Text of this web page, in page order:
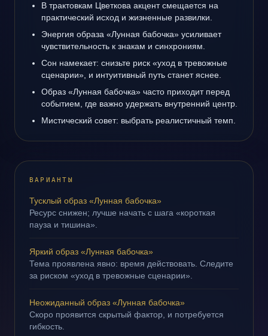
В трактовкам Цветкова акцент смещается на
практический исход и жизненные развилки.
Энергия образа «Лунная бабочка» усиливает
чувствительность к знакам и синхрониям.
Сон намекает: снизьте риск «уход в тревожные
сценарии», и интуитивный путь станет яснее.
Образ «Лунная бабочка» часто приходит перед
событием, где важно удержать внутренний центр.
Мистический совет: выбрать реалистичный темп.
ВАРИАНТЫ
Тусклый образ «Лунная бабочка»
Ресурс снижен; лучше начать с шага «короткая
пауза и тишина».
Яркий образ «Лунная бабочка»
Тема проявлена явно: время действовать. Следите
за риском «уход в тревожные сценарии».
Неожиданный образ «Лунная бабочка»
Скоро проявится скрытый фактор, и потребуется
гибкость.